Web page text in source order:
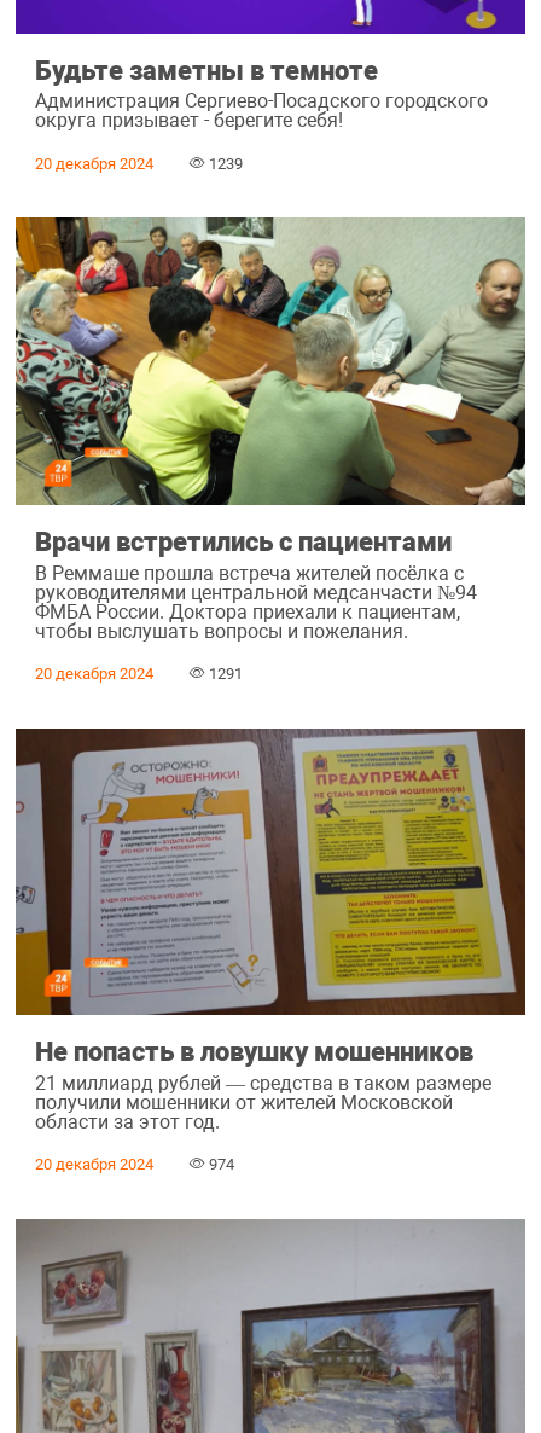
Будьте заметны в темноте
Администрация Сергиево-Посадского городского
округа призывает - берегите себя!
20 декабря 2024 1239
Врачи встретились с пациентами
В Реммаше прошла встреча жителей посёлка с
руководителями центральной медсанчасти №94
ФМБА России. Доктора приехали к пациентам,
чтобы выслушать вопросы и пожелания.
20 декабря 2024 1291
Не попасть в ловушку мошенников
21 миллиард рублей — средства в таком размере
получили мошенники от жителей Московской
области за этот год.
20 декабря 2024 974